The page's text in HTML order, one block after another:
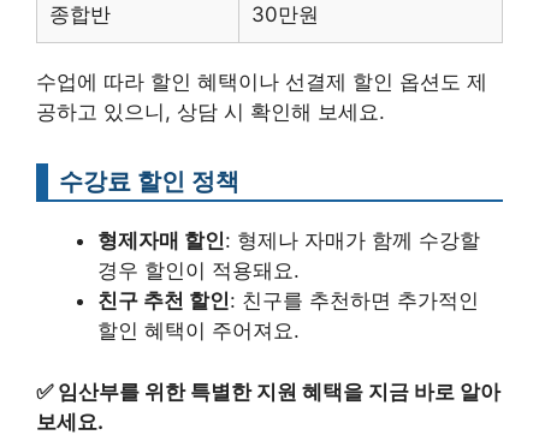
종합반 30만원
수업에 따라 할인 혜택이나 선결제 할인 옵션도 제
공하고 있으니, 상담 시 확인해 보세요.
수강료 할인 정책
형제자매 할인: 형제나 자매가 함께 수강할
경우 할인이 적용돼요.
친구 추천 할인: 친구를 추천하면 추가적인
할인 혜택이 주어져요.
✅ 임산부를 위한 특별한 지원 혜택을 지금 바로 알아
보세요.